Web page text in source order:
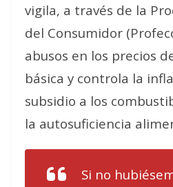
vigila, a través de la
del Consumidor
abusos en los precios
básica y controla la
subsidio a los
la autosuficiencia
Si no